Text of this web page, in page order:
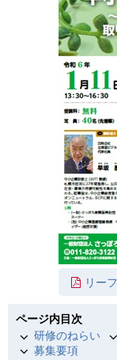
リー
ページ内目次
研修のねらい
募集要項